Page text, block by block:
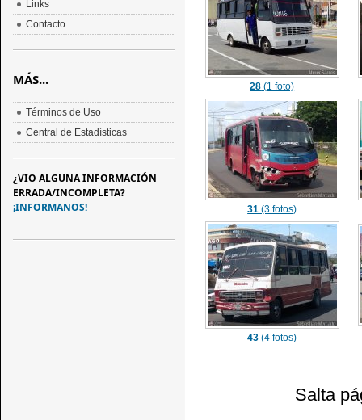
28 (1 foto)
31 (3 fotos)
43 (4 fotos)
Salta
Links
Contacto
MÁS...
Términos de Uso
Central de Estadísticas
¿VIO ALGUNA INFORMACIÓN
ERRADA/INCOMPLETA?
¡INFORMANOS!